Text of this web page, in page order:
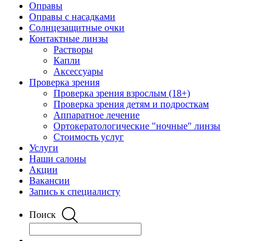
Оправы
Оправы с насадками
Солнцезащитные очки
Контактные линзы
Растворы
Капли
Аксессуары
Проверка зрения
Проверка зрения взрослым (18+)
Проверка зрения детям и подросткам
Аппаратное лечение
Ортокератологические "ночные" линзы
Стоимость услуг
Услуги
Наши салоны
Акции
Вакансии
Запись к специалисту
Поиск